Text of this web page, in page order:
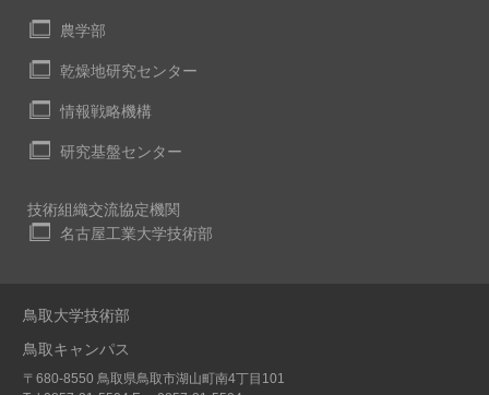
鳥取大学技術部
鳥取キャンパス
〒680-8550 鳥取県鳥取市湖山町南4丁目101
農学部
乾燥地研究センター
情報戦略機構
研究基盤センター
技術組織交流協定機関
名古屋工業大学技術部